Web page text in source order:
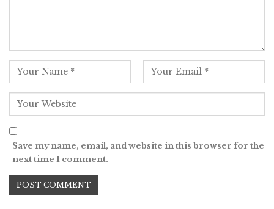
Save my name, email, and website in this browser for the
next time I comment.